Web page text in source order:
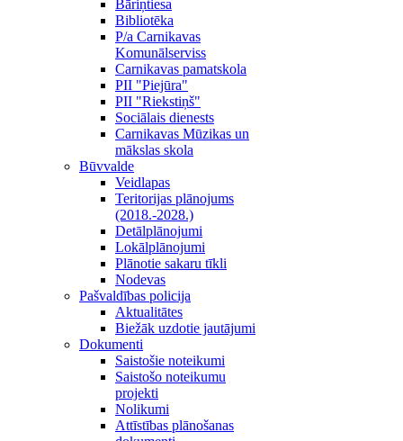
Bāriņtiesa
Bibliotēka
P/a Carnikavas
Komunālserviss
Carnikavas pamatskola
PII "Piejūra"
PII "Riekstiņš"
Sociālais dienests
Carnikavas Mūzikas un
mākslas skola
Būvvalde
Veidlapas
Teritorijas plānojums
(2018.-2028.)
Detālplānojumi
Lokālplānojumi
Plānotie sakaru tīkli
Nodevas
Pašvaldības policija
Aktualitātes
Biežāk uzdotie jautājumi
Dokumenti
Saistošie noteikumi
Saistošo noteikumu
projekti
Nolikumi
Attīstības plānošanas